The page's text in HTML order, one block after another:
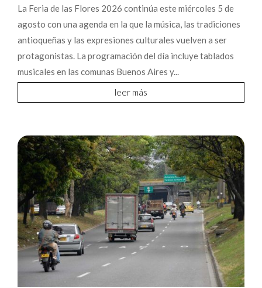
La Feria de las Flores 2026 continúa este miércoles 5 de
agosto con una agenda en la que la música, las tradiciones
antioqueñas y las expresiones culturales vuelven a ser
protagonistas. La programación del día incluye tablados
musicales en las comunas Buenos Aires y...
leer más